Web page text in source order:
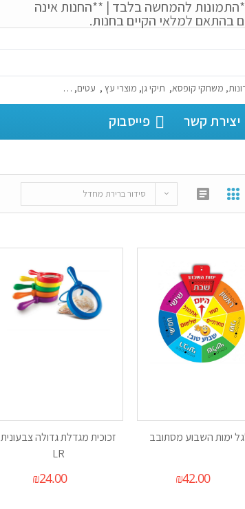
להמחשה בלבד | **החנות אינה
בהתאם למלאי הקיים בחנות.
משחקי קופסא, תיקי גן, מוצרי עץ , עטים, …
יצירת קשר פייסבוק
סידור ברירת מחדל
ימות השבוע מסתובב
₪42.00
זכוכית מגדלת גדולה צבעונית
LR
₪24.00